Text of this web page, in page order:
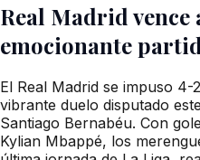
Real Madrid vence
emocionante
El Real Madrid se impuso
vibrante duelo disputado
Santiago Bernabéu. Con
Kylian Mbappé, los